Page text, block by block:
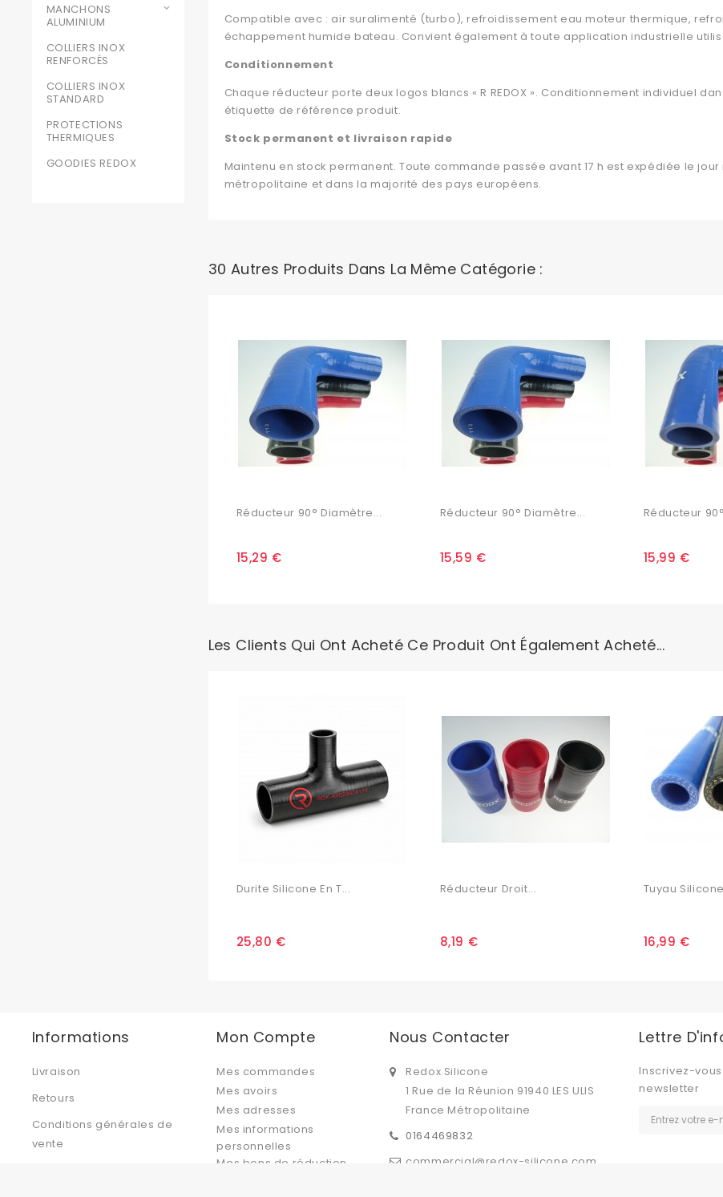
MANCHONS
ALUMINIUM
COLLIERS INOX
RENFORCÉS
COLLIERS INOX
STANDARD
PROTECTIONS
THERMIQUES
GOODIES REDOX
Compatible avec : air suralimenté (turbo), refroidissement eau moteur thermique,
échappement humide bateau. Convient également à toute application industrielle
Conditionnement
Chaque réducteur porte deux logos blancs « R REDOX ». Conditionnement individuel
étiquette de référence produit.
Stock permanent et livraison rapide
Maintenu en stock permanent. Toute commande passée avant 17 h est expédiée le
métropolitaine et dans la majorité des pays européens.
30 Autres Produits Dans La Même Catégorie :
Réducteur 90° Diamètre...
15,29 €
Réducteur 90° Diamètre...
15,59 €
Réducteur
15,99 €
Les Clients Qui Ont Acheté Ce Produit Ont Également Acheté...
Durite Silicone En T...
25,80 €
Réducteur Droit...
8,19 €
Tuyau
16,99 €
Informations
Livraison
Retours
Conditions générales de
vente
Mon Compte
Mes commandes
Mes avoirs
Mes adresses
Mes informations
personnelles
Mes bons de réduction
Nous Contacter
Redox Silicone
1 Rue de la Réunion 91940 LES ULIS
France Métropolitaine
0164469832
commercial@redox-silicone.com
Lettre
Inscrivez-
newsletter